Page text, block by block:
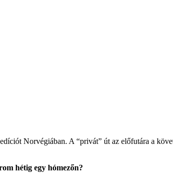
Norvégiában. A “privát” út az előfutára a
hétig egy hómezőn?